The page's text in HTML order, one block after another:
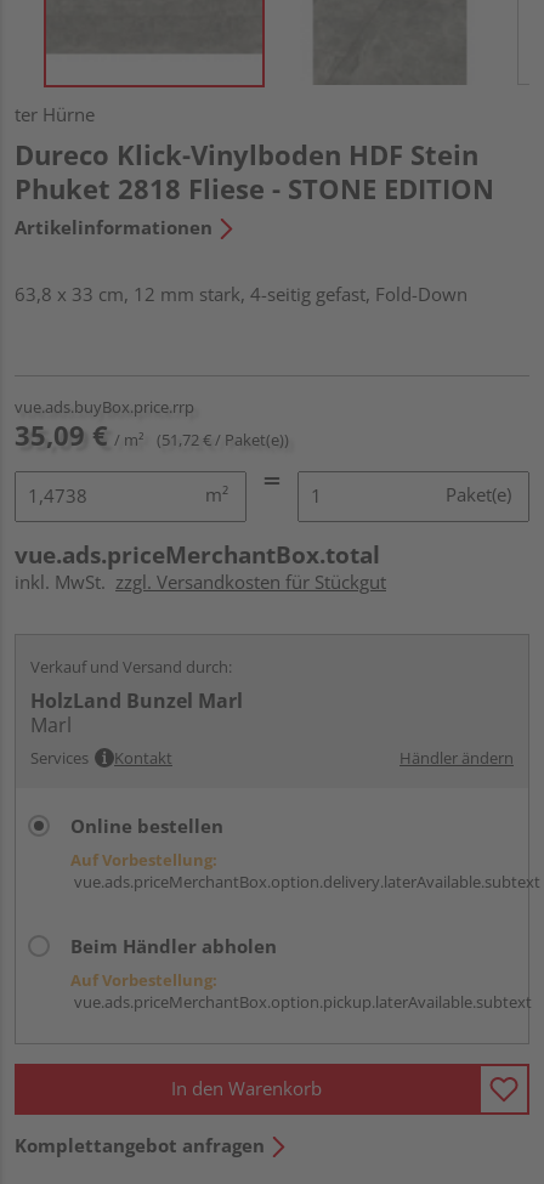
ter Hürne
Dureco Klick-Vinylboden HDF Stein
Phuket 2818 Fliese - STONE EDITION
Artikelinformationen
63,8 x 33 cm, 12 mm stark, 4-seitig gefast, Fold-Down
vue.ads.buyBox.price.rrp
35,09 € / m² (51,72 € / Paket(e))
m² Paket(e)
vue.ads.priceMerchantBox.total
inkl. MwSt. zzgl. Versandkosten für Stückgut
Verkauf und Versand durch:
HolzLand Bunzel Marl
Marl
Services Kontakt Händler ändern
Online bestellen
Auf Vorbestellung:
vue.ads.priceMerchantBox.option.delivery.laterAvailable.subtext
Beim Händler abholen
Auf Vorbestellung:
vue.ads.priceMerchantBox.option.pickup.laterAvailable.subtext
In den Warenkorb
Komplettangebot anfragen